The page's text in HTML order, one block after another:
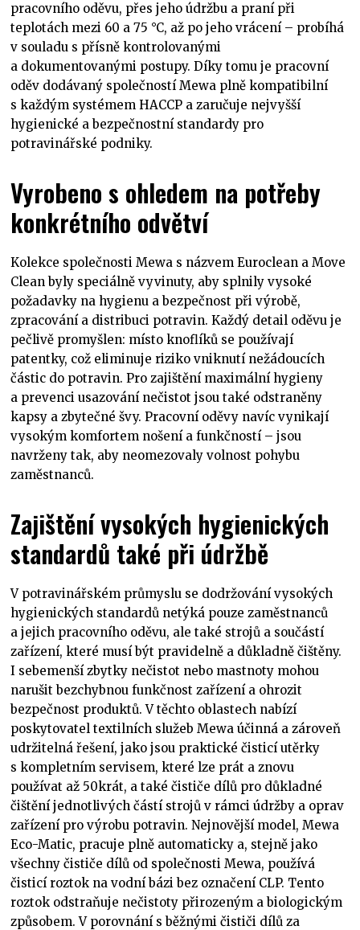
pracovního oděvu, přes jeho údržbu a praní při
teplotách mezi 60 a 75 °C, až po jeho vrácení – probíhá
v souladu s přísně kontrolovanými
a dokumentovanými postupy. Díky tomu je pracovní
oděv dodávaný společností Mewa plně kompatibilní
s každým systémem HACCP a zaručuje nejvyšší
hygienické a bezpečnostní standardy pro
potravinářské podniky.
Vyrobeno s ohledem na potřeby
konkrétního odvětví
Kolekce společnosti Mewa s názvem Euroclean a Move
Clean byly speciálně vyvinuty, aby splnily vysoké
požadavky na hygienu a bezpečnost při výrobě,
zpracování a distribuci potravin. Každý detail oděvu je
pečlivě promyšlen: místo knoflíků se používají
patentky, což eliminuje riziko vniknutí nežádoucích
částic do potravin. Pro zajištění maximální hygieny
a prevenci usazování nečistot jsou také odstraněny
kapsy a zbytečné švy. Pracovní oděvy navíc vynikají
vysokým komfortem nošení a funkčností – jsou
navrženy tak, aby neomezovaly volnost pohybu
zaměstnanců.
Zajištění vysokých hygienických
standardů také při údržbě
V potravinářském průmyslu se dodržování vysokých
hygienických standardů netýká pouze zaměstnanců
a jejich pracovního oděvu, ale také strojů a součástí
zařízení, které musí být pravidelně a důkladně čištěny.
I sebemenší zbytky nečistot nebo mastnoty mohou
narušit bezchybnou funkčnost zařízení a ohrozit
bezpečnost produktů. V těchto oblastech nabízí
poskytovatel textilních služeb Mewa účinná a zároveň
udržitelná řešení, jako jsou praktické čisticí utěrky
s kompletním servisem, které lze prát a znovu
používat až 50krát, a také čističe dílů pro důkladné
čištění jednotlivých částí strojů v rámci údržby a oprav
zařízení pro výrobu potravin. Nejnovější model, Mewa
Eco-Matic, pracuje plně automaticky a, stejně jako
všechny čističe dílů od společnosti Mewa, používá
čisticí roztok na vodní bázi bez označení CLP. Tento
roztok odstraňuje nečistoty přirozeným a biologickým
způsobem. V porovnání s běžnými čističi dílů za